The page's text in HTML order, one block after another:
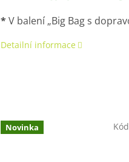
*V balení „Big Bag s
Detailní informace
Novinka